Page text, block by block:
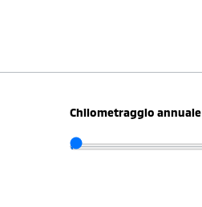
Chilometraggio annuale